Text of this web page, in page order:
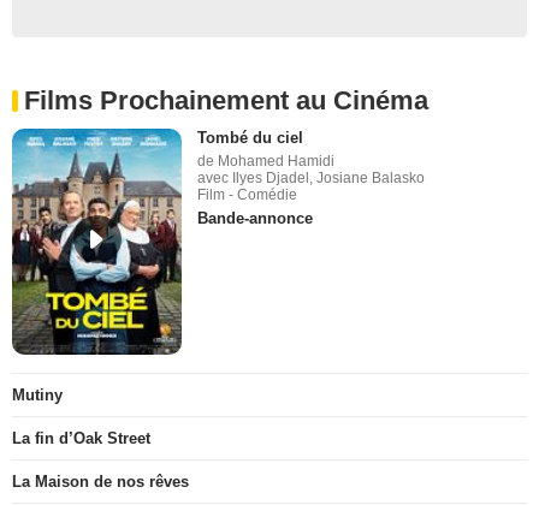
Films Prochainement au Cinéma
Tombé du ciel
de Mohamed Hamidi
avec Ilyes Djadel, Josiane Balasko
Film - Comédie
Bande-annonce
Mutiny
La fin d’Oak Street
La Maison de nos rêves